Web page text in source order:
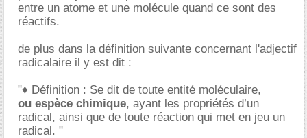
entre un atome et une molécule quand ce sont des
réactifs.
de plus dans la définition suivante concernant l'adjectif
radicalaire il y est dit :
"♦ Définition : Se dit de toute entité moléculaire,
ou espèce chimique, ayant les propriétés d’un
radical, ainsi que de toute réaction qui met en jeu un
radical. "